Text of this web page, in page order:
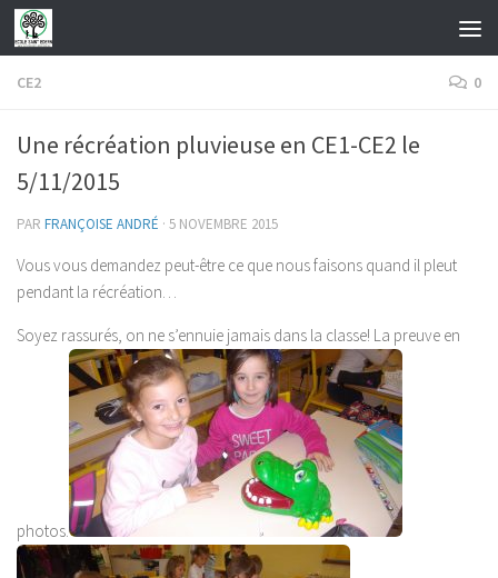
Skip to content
CE2 0
Une récréation pluvieuse en CE1-CE2 le
5/11/2015
PAR FRANÇOISE ANDRÉ · 5 NOVEMBRE 2015
Vous vous demandez peut-être ce que nous faisons quand il pleut
pendant la récréation…
Soyez rassurés, on ne s’ennuie jamais dans la classe! La preuve en
photos.